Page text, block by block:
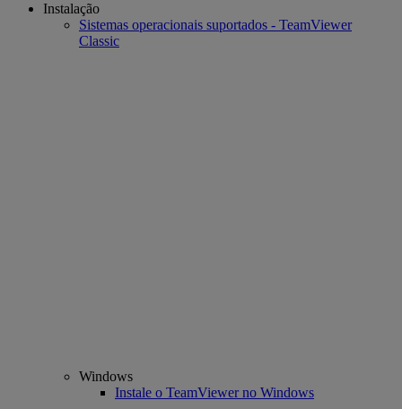
Instalação
Sistemas operacionais suportados - TeamViewer
Classic
Windows
Instale o TeamViewer no Windows